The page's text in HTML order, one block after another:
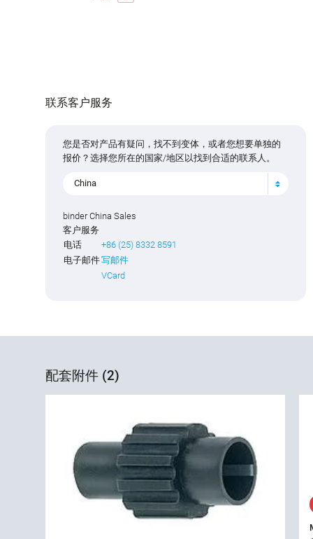
联系客户服务
您是否对产品有疑问，找不到变体，或者您想要单独的
报价？选择您所在的国家/地区以找到合适的联系人。
China
binder China Sales
客户服务
电话
+86 (25) 8332 8591
电子邮件写邮件
VCard
配套附件 (2)